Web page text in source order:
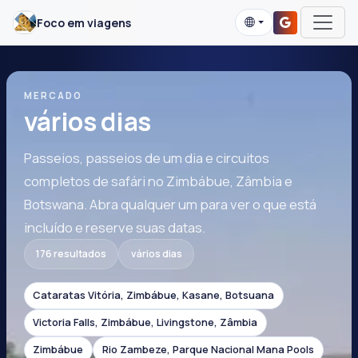
Foco em viagens
MERCADO
vários dias
Passeios, passeios de um dia e circuitos
completos de safári no Zimbábue, Zâmbia e
Botswana. Abra qualquer um para ver o que está
incluído e reserve suas datas.
176 resultados vários dias
Cataratas Vitória, Zimbábue, Kasane, Botsuana
Victoria Falls, Zimbábue, Livingstone, Zâmbia
Zimbábue
Rio Zambeze, Parque Nacional Mana Pools